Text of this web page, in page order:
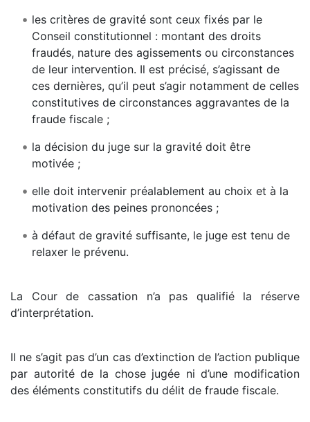
les critères de gravité sont ceux fixés par le
Conseil constitutionnel : montant des droits
fraudés, nature des agissements ou circonstances
de leur intervention. Il est précisé, s’agissant de
ces dernières, qu’il peut s’agir notamment de celles
constitutives de circonstances aggravantes de la
fraude fiscale ;
la décision du juge sur la gravité doit être
motivée ;
elle doit intervenir préalablement au choix et à la
motivation des peines prononcées ;
à défaut de gravité suffisante, le juge est tenu de
relaxer le prévenu.
La Cour de cassation n’a pas qualifié la réserve
d’interprétation.
Il ne s’agit pas d’un cas d’extinction de l’action publique
par autorité de la chose jugée ni d’une modification
des éléments constitutifs du délit de fraude fiscale.